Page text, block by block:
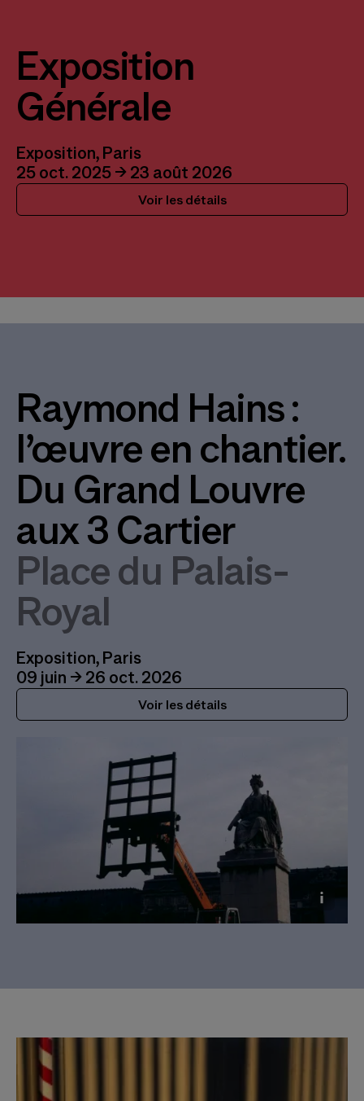
Exposition
Générale
Exposition, Paris
25 oct. 2025 → 23 août 2026
Voir les détails
Raymond Hains :
l’œuvre en chantier.
Du Grand Louvre
aux 3 Cartier
Place du Palais-
Royal
Exposition, Paris
09 juin → 26 oct. 2026
Voir les détails